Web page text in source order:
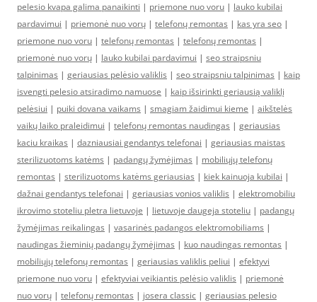
pelesio kvapa galima panaikinti | priemone nuo voru | lauko kubilai
pardavimui | priemonė nuo vorų | telefonų remontas | kas yra seo |
priemone nuo voru | telefonų remontas | telefonų remontas |
priemonė nuo vorų | lauko kubilai pardavimui | seo straipsniu
talpinimas | geriausias pelėsio valiklis | seo straipsniu talpinimas | kaip
isvengti pelesio atsiradimo namuose | kaip išsirinkti geriausią valiklį
pelėsiui | puiki dovana vaikams | smagiam žaidimui kieme | aikštelės
vaikų laiko praleidimui | telefonų remontas naudingas | geriausias
kaciu kraikas | dazniausiai gendantys telefonai | geriausias maistas
sterilizuotoms katėms | padangų žymėjimas | mobiliųjų telefonų
remontas | sterilizuotoms katėms geriausias | kiek kainuoja kubilai |
dažnai gendantys telefonai | geriausias vonios valiklis | elektromobiliu
ikrovimo stoteliu pletra lietuvoje | lietuvoje daugeja stoteliu | padangų
žymėjimas reikalingas | vasarinės padangos elektromobiliams |
naudingas žieminių padangų žymėjimas | kuo naudingas remontas |
mobiliųjų telefonų remontas | geriausias valiklis peliui | efektyvi
priemone nuo voru | efektyviai veikiantis pelėsio valiklis | priemonė
nuo vorų | telefonų remontas | josera classic | geriausias pelesio